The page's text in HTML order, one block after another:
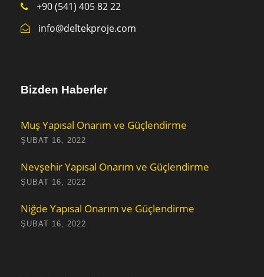
+90 (541) 405 82 22
info@deltekproje.com
Bizden Haberler
Muş Yapısal Onarım ve Güçlendirme
ŞUBAT 16, 2022
Nevşehir Yapısal Onarım ve Güçlendirme
ŞUBAT 16, 2022
Niğde Yapısal Onarım ve Güçlendirme
ŞUBAT 16, 2022